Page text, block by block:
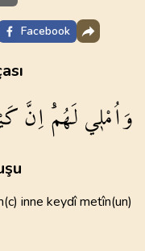
Facebook
وَاُمْل۪يلَهُمْۜاِنَّ
inne keydî metîn(un)